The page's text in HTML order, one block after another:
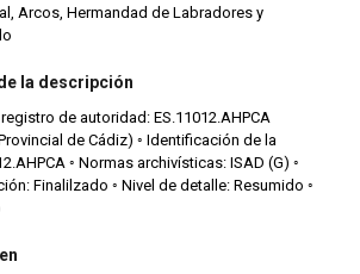
Arcos, Hermandad de Labradores y
la descripción
de autoridad: ES.11012.AHPCA
de Cádiz) ◦ Identificación de la
◦ Normas archivísticas: ISAD (G) ◦
Finalilzado ◦ Nivel de detalle: Resumido ◦